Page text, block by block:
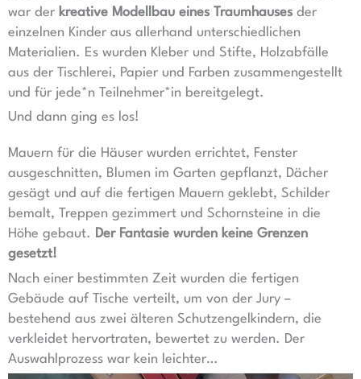
war der kreative Modellbau eines Traumhauses der
einzelnen Kinder aus allerhand unterschiedlichen
Materialien. Es wurden Kleber und Stifte, Holzabfälle
aus der Tischlerei, Papier und Farben zusammengestellt
und für jede*n Teilnehmer*in bereitgelegt.
Und dann ging es los!
Mauern für die Häuser wurden errichtet, Fenster
ausgeschnitten, Blumen im Garten gepflanzt, Dächer
gesägt und auf die fertigen Mauern geklebt, Schilder
bemalt, Treppen gezimmert und Schornsteine in die
Höhe gebaut. Der Fantasie wurden keine Grenzen
gesetzt!
Nach einer bestimmten Zeit wurden die fertigen
Gebäude auf Tische verteilt, um von der Jury –
bestehend aus zwei älteren Schutzengelkindern, die
verkleidet hervortraten, bewertet zu werden. Der
Auswahlprozess war kein leichter…